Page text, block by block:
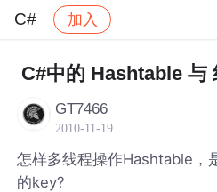
C# 加入
社区 C# 帖子详情
C#中的 Hashtable 与
GT7466
2010-11-19
怎样多线程操作Hashtable，
的key?